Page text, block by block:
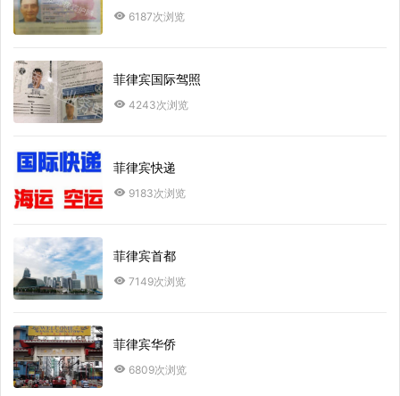
6187次浏览
菲律宾国际驾照
4243次浏览
菲律宾快递
9183次浏览
菲律宾首都
7149次浏览
菲律宾华侨
6809次浏览